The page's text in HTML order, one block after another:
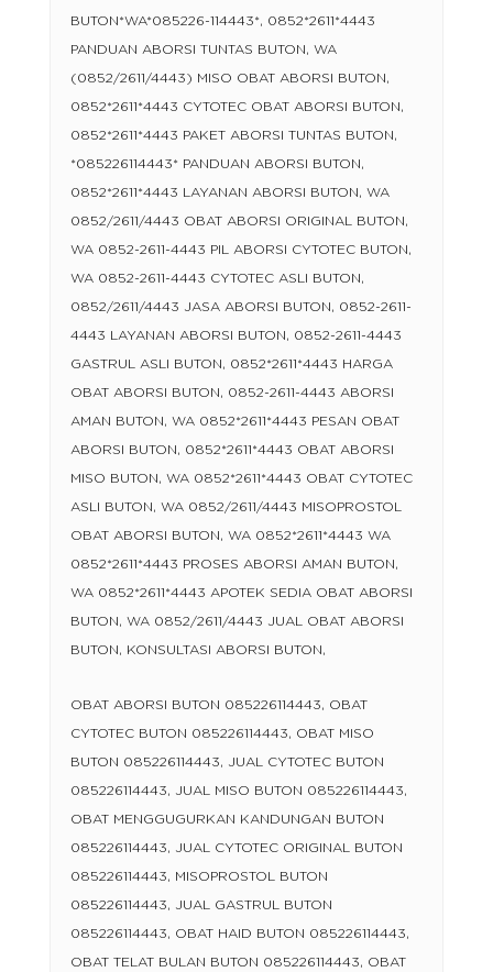
BUTON*WA*085226-114443*, 0852*2611*4443
PANDUAN ABORSI TUNTAS BUTON, WA
(0852/2611/4443) MISO OBAT ABORSI BUTON,
0852*2611*4443 CYTOTEC OBAT ABORSI BUTON,
0852*2611*4443 PAKET ABORSI TUNTAS BUTON,
*085226114443* PANDUAN ABORSI BUTON,
0852*2611*4443 LAYANAN ABORSI BUTON, WA
0852/2611/4443 OBAT ABORSI ORIGINAL BUTON,
WA 0852-2611-4443 PIL ABORSI CYTOTEC BUTON,
WA 0852-2611-4443 CYTOTEC ASLI BUTON,
0852/2611/4443 JASA ABORSI BUTON, 0852-2611-
4443 LAYANAN ABORSI BUTON, 0852-2611-4443
GASTRUL ASLI BUTON, 0852*2611*4443 HARGA
OBAT ABORSI BUTON, 0852-2611-4443 ABORSI
AMAN BUTON, WA 0852*2611*4443 PESAN OBAT
ABORSI BUTON, 0852*2611*4443 OBAT ABORSI
MISO BUTON, WA 0852*2611*4443 OBAT CYTOTEC
ASLI BUTON, WA 0852/2611/4443 MISOPROSTOL
OBAT ABORSI BUTON, WA 0852*2611*4443 WA
0852*2611*4443 PROSES ABORSI AMAN BUTON,
WA 0852*2611*4443 APOTEK SEDIA OBAT ABORSI
BUTON, WA 0852/2611/4443 JUAL OBAT ABORSI
BUTON, KONSULTASI ABORSI BUTON,
OBAT ABORSI BUTON 085226114443, OBAT
CYTOTEC BUTON 085226114443, OBAT MISO
BUTON 085226114443, JUAL CYTOTEC BUTON
085226114443, JUAL MISO BUTON 085226114443,
OBAT MENGGUGURKAN KANDUNGAN BUTON
085226114443, JUAL CYTOTEC ORIGINAL BUTON
085226114443, MISOPROSTOL BUTON
085226114443, JUAL GASTRUL BUTON
085226114443, OBAT HAID BUTON 085226114443,
OBAT TELAT BULAN BUTON 085226114443, OBAT